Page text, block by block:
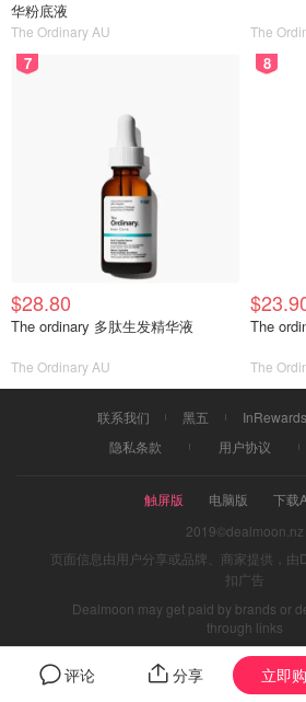
评论 分享 立即
华粉底液
The Ordinary AU The
7
$28.80
The ordinary 多肽生发精华液
The Ordinary AU
8
The
The
联系我们 黑五 InRewards
隐私条款
用户协议
触屏版 电脑版
下载
2019©dealmoon.nz
页面信息由用户分享或品牌、商家提供，
扣广告
Dealmoon may get paid by brands or
through links